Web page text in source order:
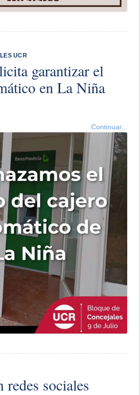
UCR
garantizar el
en La Niña
Continuar...
redes sociales